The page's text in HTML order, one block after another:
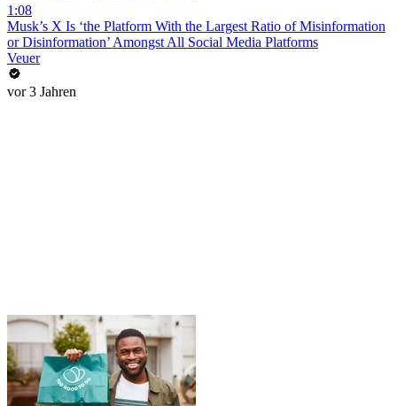
1:08
Musk’s X Is ‘the Platform With the Largest Ratio of Misinformation
or Disinformation’ Amongst All Social Media Platforms
Veuer
vor 3 Jahren